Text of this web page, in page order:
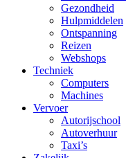
Gezondheid
Hulpmiddelen
Ontspanning
Reizen
Webshops
Techniek
Computers
Machines
Vervoer
Autorijschool
Autoverhuur
Taxi’s